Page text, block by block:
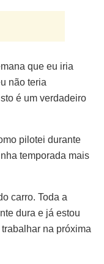
que eu iria
não teria
é um verdadeiro
pilotei durante
temporada mais
carro. Toda a
dura e já estou
na próxima